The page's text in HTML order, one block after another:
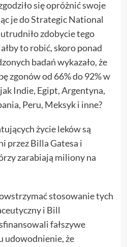
się opróżnić swoje
je do Strategic National
zdobycie tego
to robić, skoro ponad
badań wykazało, że
zgonów od 66% do 92% w
Indie, Egipt, Argentyna,
Peru, Meksyk i inne?
życie leków są
przez Billa Gatesa i
zarabiają miliony na
stosowanie tych
i Bill
fałszywe
udowodnienie, że